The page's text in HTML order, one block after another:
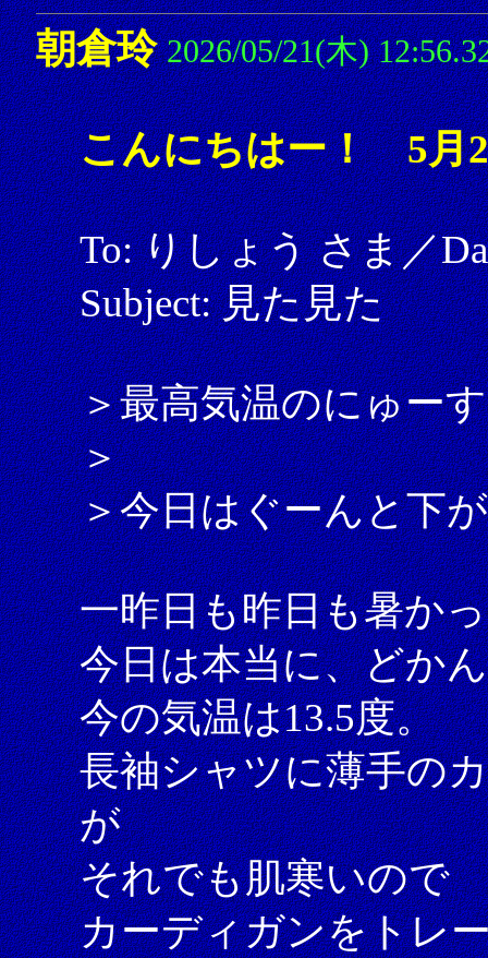
朝倉玲 2026/05/21(木)
こんにちはー！ 5月
To: りしょう さま／
Subject: 見た見た
＞最高気温のにゅー
＞
＞今日はぐーんと下
一昨日も昨日も暑か
今日は本当に、どか
今の気温は13.5度。
長袖シャツに薄手の
が
それでも肌寒いので
カーディガンをトレ